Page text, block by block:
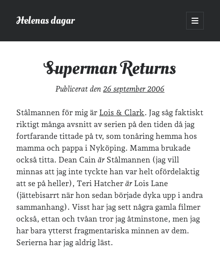
Helenas dagar
öppna
primär
Sidopanel
Hej!
Jag heter Helena och är mamma till Ava och Sander, fru till Jonas
och frontendutvecklare på Tieto. Jag tycker om läsande, skrivande,
geocaching, löpning och att dricka te.Mer om mig här.
Om lösenordsskyddade inlägg
Senaste inläggen
Superman Returns
Publicerat den 26 september 2006
Stålmannen för mig är Lois & Clark. Jag såg faktiskt
riktigt många avsnitt av serien på den tiden då jag
fortfarande tittade på tv, som tonåring hemma hos
mamma och pappa i Nyköping. Mamma brukade
också titta. Dean Cainär Stålmannen (jag vill
minnas att jag inte tyckte han var helt ofördelaktig
att se på heller), Teri Hatcherär Lois Lane
(jättebisarrt när hon sedan började dyka upp i andra
sammanhang). Visst har jag sett några gamla filmer
också, ettan och tvåan tror jag åtminstone, men jag
har bara ytterst fragmentariska minnen av dem.
Serierna har jag aldrig läst.